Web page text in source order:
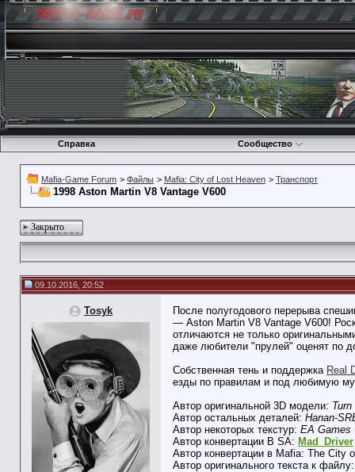
Справка Сообщество
Mafia-Game Forum > Файлы > Mafia: City of Lost Heaven > Транспорт
1998 Aston Martin V8 Vantage V600
Закрыто
09.10.2016, 20:52
Tosyk
После полугодового перерыва
— Aston Martin V8 Vantage V600!
отличаются не только
даже любители "прулей" оценят по
Собственная тень и поддержка Real
езды по правилам и под любимую
Автор оригинальной 3D модели: Turn
Автор остальных деталей: Hanan-
Автор некоторых текстур: EA Games
Автор конвертации В SA: Mad_Driver
Автор конвертации в Mafia: The City
Автор оригинального текста к